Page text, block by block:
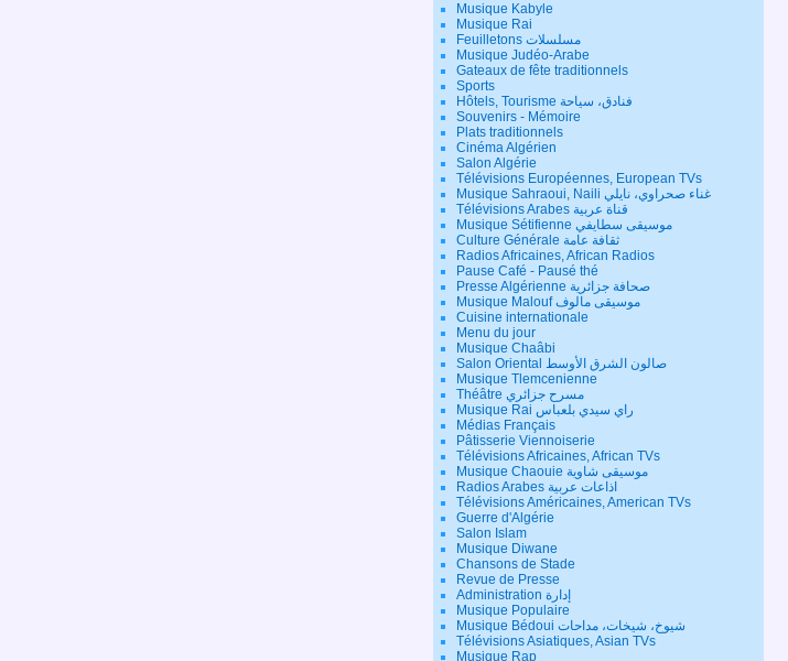
Musique Kabyle
Musique Rai
Feuilletons مسلسلات
Musique Judéo-Arabe
Gateaux de fête traditionnels
Sports
Hôtels, Tourisme فنادق، سياحة
Souvenirs - Mémoire
Plats traditionnels
Cinéma Algérien
Salon Algérie
Télévisions Européennes, European TVs
Musique Sahraoui, Naili غناء صحراوي، نايلي
Télévisions Arabes قناة عربية
Musique Sétifienne موسيقى سطايفي
Culture Générale ثقافة عامة
Radios Africaines, African Radios
Pause Café - Pausé thé
Presse Algérienne صحافة جزائرية
Musique Malouf موسيقى مالوف
Cuisine internationale
Menu du jour
Musique Chaâbi
Salon Oriental صالون الشرق الأوسط
Musique Tlemcenienne
Théâtre مسرح جزائري
Musique Rai راي سيدي بلعباس
Médias Français
Pâtisserie Viennoiserie
Télévisions Africaines, African TVs
Musique Chaouie موسيقى شاوية
Radios Arabes اذاعات عربية
Télévisions Américaines, American TVs
Guerre d'Algérie
Salon Islam
Musique Diwane
Chansons de Stade
Revue de Presse
Administration إدارة
Musique Populaire
Musique Bédoui شيوخ، شيخات، مداحات
Télévisions Asiatiques, Asian TVs
Musique Rap